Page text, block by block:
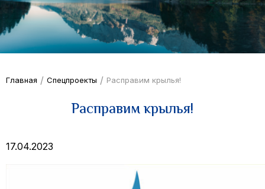
Главная / Спецпроекты / Расправим крылья!
Расправим крылья!
17.04.2023